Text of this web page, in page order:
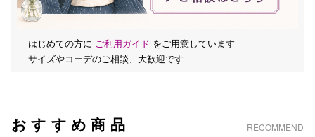
はじめての方に ご利用ガイド をご用意しています
サイズやコーデのご相談、大歓迎です
おすすめ商品 RECOMMEND